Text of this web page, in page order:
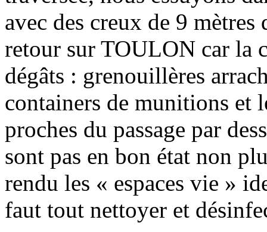
avec des creux de 9
retour sur TOULON car la
dégâts : grenouillères
containers de munitions et
proches du passage par
sont pas en bon état non
rendu les « espaces vie »
faut tout nettoyer et